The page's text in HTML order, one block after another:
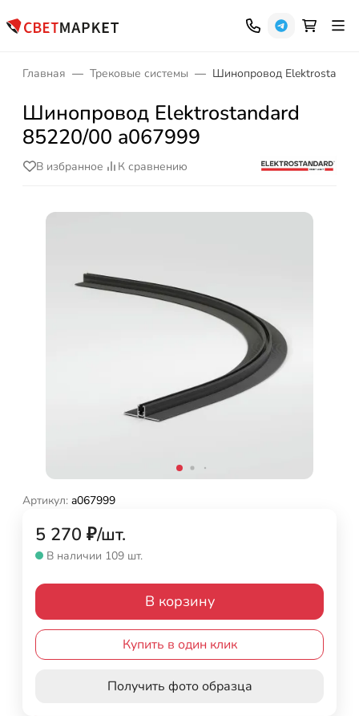
Главная Трековые системы Шинопровод
Шинопровод Elektrostandard
85220/00 a067999
В избранное К сравнению
Артикул: a067999
5 270 ₽/шт.
В наличии 109 шт.
В корзину
Купить в один клик
Получить фото образца